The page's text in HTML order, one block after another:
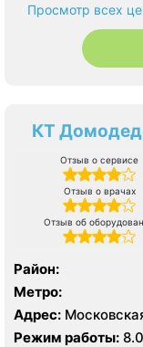
Просмотр всех
КТ
Отзыв о сервисе
Отзыв о врачах
Отзыв об
Район:
Метро:
Адрес:
7
Режим работы: